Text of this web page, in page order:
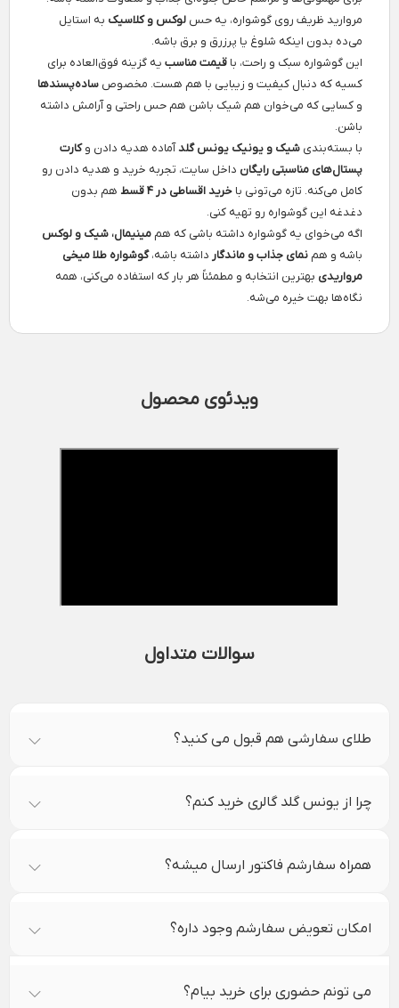
مروارید ظریف روی گوشواره، یه حس لوکس و کلاسیک به استایل
می‌ده بدون اینکه شلوغ یا پرزرق و برق باشه.
این گوشواره سبک و راحت، با قیمت مناسب یه گزینه فوق‌العاده برای
کسیه که دنبال کیفیت و زیبایی با هم هست. مخصوص ساده‌پسندها
و کسایی که می‌خوان هم شیک باشن هم حس راحتی و آرامش داشته
باشن.
با بسته‌بندی شیک و یونیک یونس گلدآماده هدیه دادن وکارت
پستال‌های مناسبتی رایگان داخل سایت، تجربه خرید و هدیه دادن رو
کامل می‌کنه. تازه می‌تونی با خرید اقساطی در ۴ قسط
هم بدون
دغدغه این گوشواره رو تهیه کنی.
اگه می‌خوای یه گوشواره داشته باشی که هم مینیمال، شیک و لوکس
باشه و هم نمای جذاب و ماندگار داشته باشه،گوشواره طلا میخی
مرواریدی بهترین انتخابه و مطمئناً هر بار که استفاده می‌کنی، همه
نگاه‌ها بهت خیره می‌شه.
ویدئوی محصول
سوالات متداول
طلای سفارشی هم قبول می کنید؟
چرا از یونس گلد گالری خرید کنم؟
همراه سفارشم فاکتور ارسال میشه؟
امکان تعویض سفارشم وجود داره؟
می تونم حضوری برای خرید بیام؟